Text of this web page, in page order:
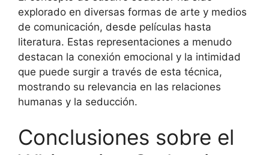
explorado en diversas formas de arte y medios
de comunicación, desde películas hasta
literatura. Estas representaciones a menudo
destacan la conexión emocional y la intimidad
que puede surgir a través de esta técnica,
mostrando su relevancia en las relaciones
humanas y la seducción.
Conclusiones sobre el